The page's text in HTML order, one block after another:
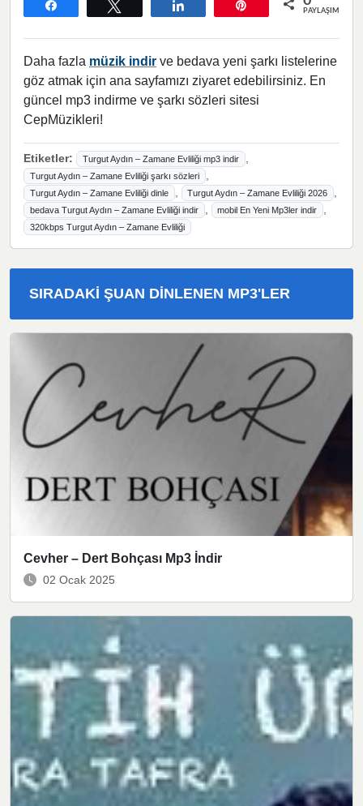
PAYLAŞIMLAR
Daha fazla müzik indir ve bedava yeni şarkı listelerine
göz atmak için ana sayfamızı ziyaret edebilirsiniz. En
güncel mp3 indirme ve şarkı sözleri sitesi
CepMüzikleri!
Etiketler: Turgut Aydın – Zamane Evliliği mp3 indir
Turgut Aydın – Zamane Evliliği şarkı sözleri
Turgut Aydın – Zamane Evliliği dinle Turgut Aydın – Zamane Evliliği 2026
bedava Turgut Aydın – Zamane Evliliği indir mobil En Yeni Mp3ler indir
320kbps Turgut Aydın – Zamane Evliliği
SIRADAKI ŞUAN DINLENEN MP3'LER
Cevher – Dert Bohçası Mp3 İndir
02 Ocak 2025